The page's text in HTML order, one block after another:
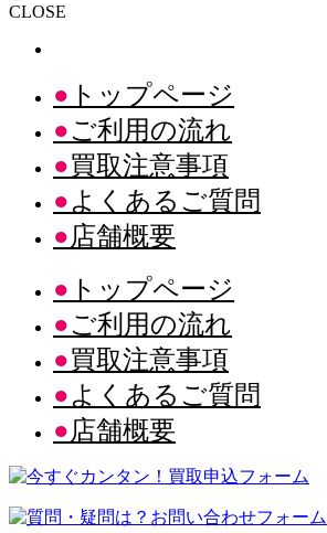
CLOSE
トップページ
ご利用の流れ
買取注意事項
よくあるご質問
店舗概要
トップページ
ご利用の流れ
買取注意事項
よくあるご質問
店舗概要